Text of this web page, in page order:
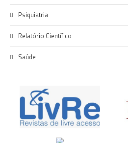
Psiquiatria
Relatório Científico
Saúde